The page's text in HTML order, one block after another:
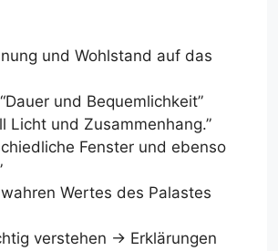
und Wohlstand auf das
und Bequemlichkeit”
Licht und Zusammenhang.”
Fenster und ebenso
Wertes des Palastes
verstehen -> Erklärungen